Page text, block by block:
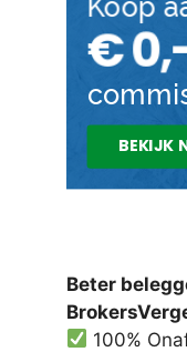
Beter
100%